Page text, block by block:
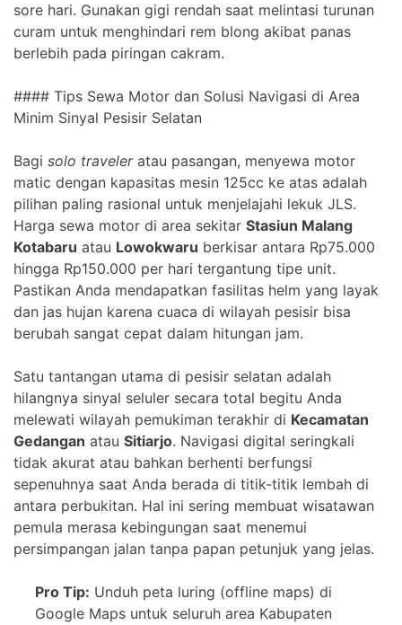
sore hari. Gunakan gigi rendah saat melintasi turunan
curam untuk menghindari rem blong akibat panas
berlebih pada piringan cakram.
#### Tips Sewa Motor dan Solusi Navigasi di Area
Minim Sinyal Pesisir Selatan
Bagi solo traveleratau pasangan, menyewa motor
matic dengan kapasitas mesin 125cc ke atas adalah
pilihan paling rasional untuk menjelajahi lekuk JLS.
Harga sewa motor di area sekitar Stasiun Malang
Kotabaru atau Lowokwaru berkisar antara Rp75.000
hingga Rp150.000 per hari tergantung tipe unit.
Pastikan Anda mendapatkan fasilitas helm yang layak
dan jas hujan karena cuaca di wilayah pesisir bisa
berubah sangat cepat dalam hitungan jam.
Satu tantangan utama di pesisir selatan adalah
hilangnya sinyal seluler secara total begitu Anda
melewati wilayah pemukiman terakhir di Kecamatan
Gedangan atau Sitiarjo. Navigasi digital seringkali
tidak akurat atau bahkan berhenti berfungsi
sepenuhnya saat Anda berada di titik-titik lembah di
antara perbukitan. Hal ini sering membuat wisatawan
pemula merasa kebingungan saat menemui
persimpangan jalan tanpa papan petunjuk yang jelas.
Pro Tip: Unduh peta luring (offline maps) di
Google Maps untuk seluruh area Kabupaten